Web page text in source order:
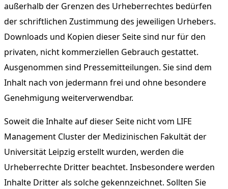
außerhalb der Grenzen des Urheberrechtes bedürfen
der schriftlichen Zustimmung des jeweiligen Urhebers.
Downloads und Kopien dieser Seite sind nur für den
privaten, nicht kommerziellen Gebrauch gestattet.
Ausgenommen sind Pressemitteilungen. Sie sind dem
Inhalt nach von jedermann frei und ohne besondere
Genehmigung weiterverwendbar.
Soweit die Inhalte auf dieser Seite nicht vom LIFE
Management Cluster der Medizinischen Fakultät der
Universität Leipzig erstellt wurden, werden die
Urheberrechte Dritter beachtet. Insbesondere werden
Inhalte Dritter als solche gekennzeichnet. Sollten Sie